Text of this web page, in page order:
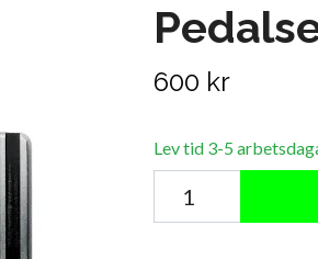
600 kr
Lev tid 3-5